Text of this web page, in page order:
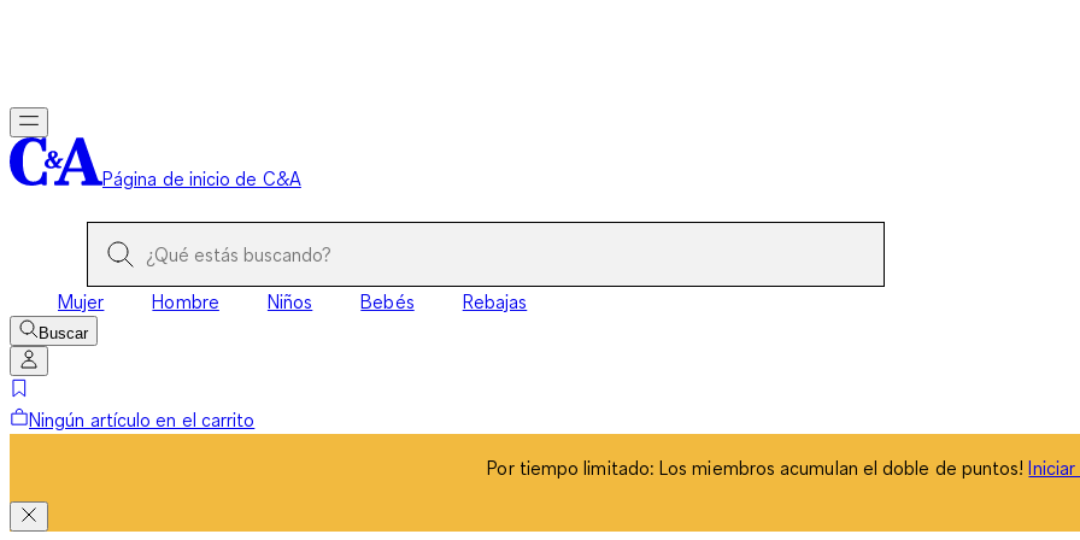
Página de inicio de C&A
Mujer Hombre Niños Bebés Rebajas
Buscar
Ningún artículo en el carrito
Por tiempo limitado: Los miembros acumulan el doble de puntos!